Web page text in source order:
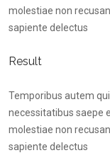
molestiae non
sapiente delectus
Result
Temporibus autem
necessitatibus saepe
molestiae non
sapiente delectus